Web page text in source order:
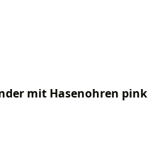
mit Hasenohren pink